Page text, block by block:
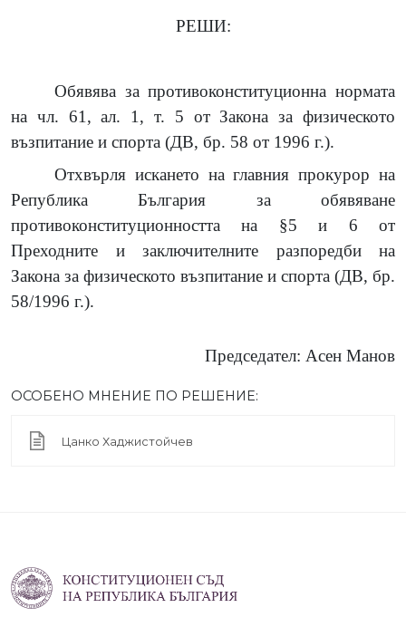
РЕШИ:
Обявява за противоконституционна нормата
на чл. 61, ал. 1, т. 5 от Закона за физическото
възпитание и спорта (ДВ, бр. 58 от 1996 г.).
Отхвърля искането на главния прокурор на
Република България за обявяване
противоконституционността на §5 и 6 от
Преходните и заключителните разпоредби на
Закона за физическото възпитание и спорта (ДВ, бр.
58/1996 г.).
Председател: Асен Манов
ОСОБЕНО МНЕНИЕ ПО РЕШЕНИЕ:
Цанко Хаджистойчев